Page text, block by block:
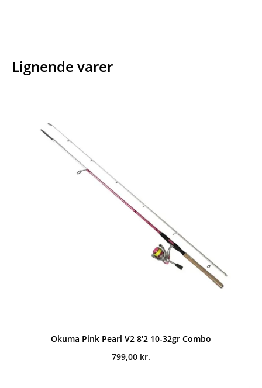
Lignende varer
Okuma Pink Pearl V2 8'2 10-32gr Combo
799,00 kr.